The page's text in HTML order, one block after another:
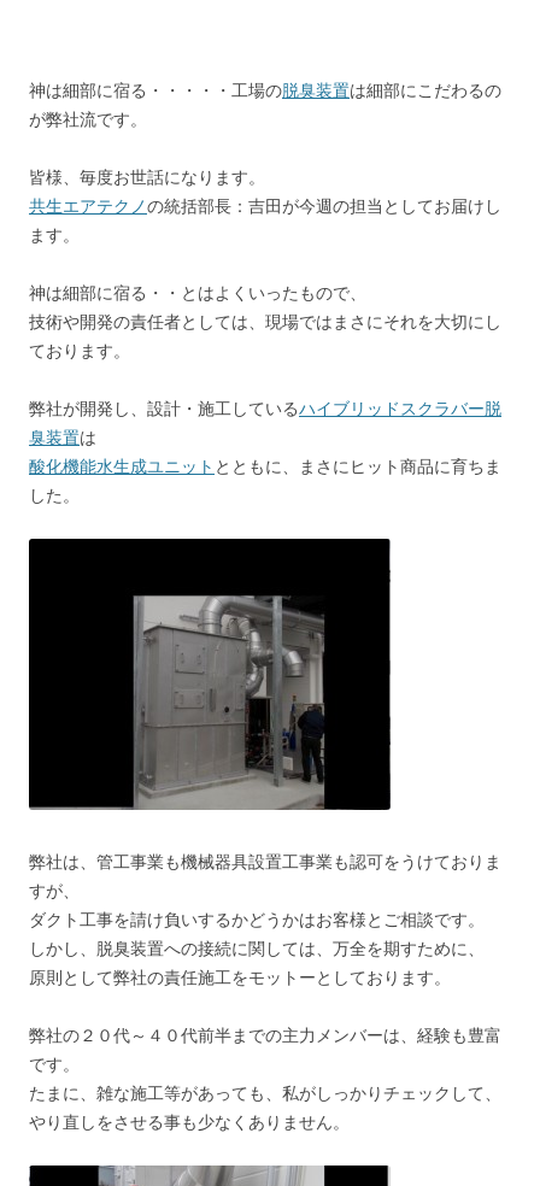
b
o
o
k
n l
神は細部に宿る・・・・・工場の脱臭装置は細部にこだわるの
が弊社流です。
皆様、毎度お世話になります。
共生エアテクノの統括部長：吉田が今週の担当としてお届けし
ます。
神は細部に宿る・・とはよくいったもので、
技術や開発の責任者としては、現場ではまさにそれを大切にし
ております。
弊社が開発し、設計・施工しているハイブリッドスクラバー脱
臭装置は
酸化機能水生成ユニット とともに、まさにヒット商品に育ちま
した。
弊社は、管工事業も機械器具設置工事業も認可をうけておりま
すが、
ダクト工事を請け負いするかどうかはお客様とご相談です。
しかし、脱臭装置への接続に関しては、万全を期すために、
原則として弊社の責任施工をモットーとしております。
弊社の２０代～４０代前半までの主力メンバーは、経験も豊富
です。
たまに、雑な施工等があっても、私がしっかりチェックして、
やり直しをさせる事も少なくありません。